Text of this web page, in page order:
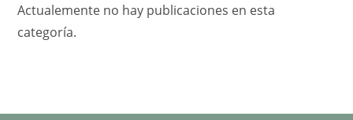
Actualemente no hay publicaciones en esta
categoría.